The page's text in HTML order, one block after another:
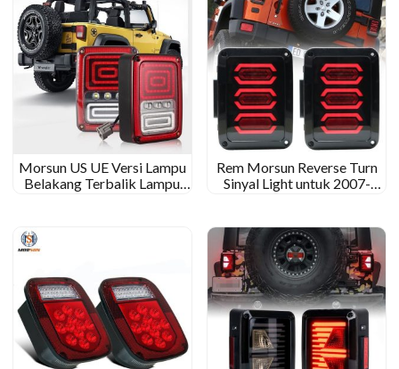
Morsun US UE Versi Lampu
Belakang Terbalik Lampu
Rem Morsun Reverse Turn
Sinyal Light untuk 2007-